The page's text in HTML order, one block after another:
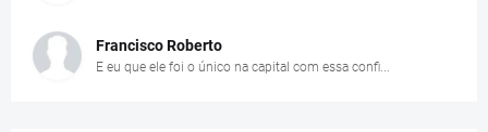
Francisco Roberto
E eu que ele foi o único na capital com essa confi...